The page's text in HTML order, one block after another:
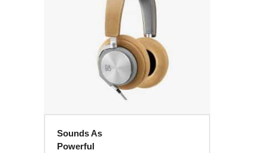
Sounds As
Powerful